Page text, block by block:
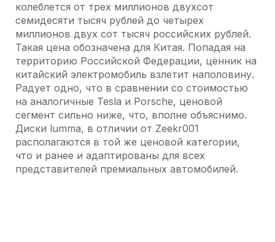
колеблется от трех миллионов двухсот
семидесяти тысяч рублей до четырех
миллионов двух сот тысяч российских рублей.
Такая цена обозначена для Китая. Попадая на
территорию Российской Федерации, ценник на
китайский электромобиль взлетит наполовину.
Радует одно, что в сравнении со стоимостью
на аналогичные Tesla и Porsche, ценовой
сегмент сильно ниже, что, вполне объяснимо.
Диски lumma, в отличии от Zeekr001
располагаются в той же ценовой категории,
что и ранее и адаптированы для всех
представителей премиальных автомобилей.